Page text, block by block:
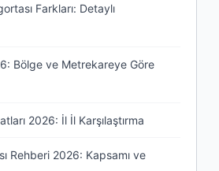
Farkları: Detaylı
Bölge ve Metrekareye Göre
2026: İl İl Karşılaştırma
Rehberi 2026: Kapsamı ve